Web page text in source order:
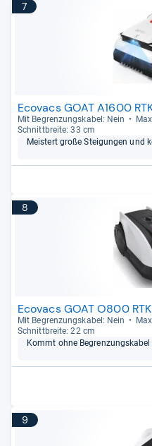
7
Ecovacs GOAT A1600
Mit Begren­zungs­ka­bel: Nein
Schnitt­breite: 33 cm
Meis­tert große Stei­gun­gen und
8
Ecovacs GOAT O800 RTK
Mit Begren­zungs­ka­bel: Nein
Schnitt­breite: 22 cm
Kommt ohne
9